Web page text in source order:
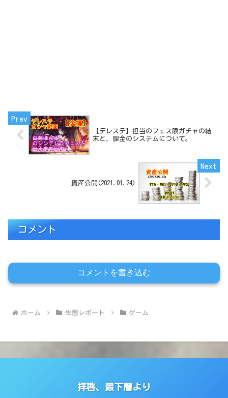
【デレステ】担当のフェス限ガチャの結
末と、課金のシステムについて。
資産公開(2021.01.24)
コメント
コメントを書き込む
ホーム 生態レポート ゲーム
拝啓、最下層より